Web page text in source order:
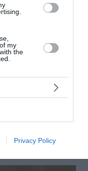
my
the
Privacy Policy
Trade-Up στην
Πρόγραμμα
τη δυνατότητα